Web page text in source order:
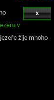
x
v
žije mnoho